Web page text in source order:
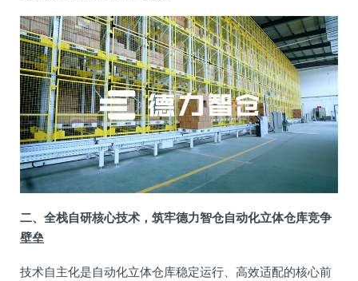
二、全栈自研核心技术，筑牢德力智仓自动化立体仓库竞争
壁垒
技术自主化是自动化立体仓库稳定运行、高效适配的核心前